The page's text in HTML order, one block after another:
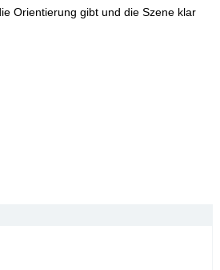
Orientierung gibt und die Szene klar